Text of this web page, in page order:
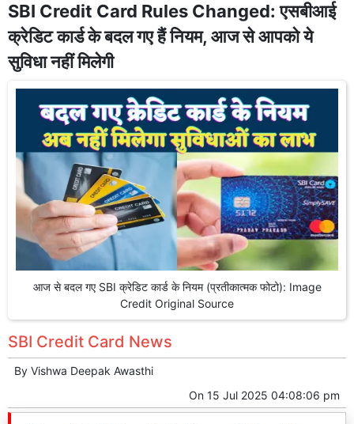
SBI Credit Card Rules Changed: एसबीआई
क्रेडिट कार्ड के बदल गए हैं नियम, आज से आपको ये
सुविधा नहीं मिलेगी
आज से बदल गए SBI क्रेडिट कार्ड के नियम (प्रतीकात्मक फोटो): Image
Credit Original Source
SBI Credit Card News
By Vishwa Deepak Awasthi
On 15 Jul 2025 04:08:06 pm